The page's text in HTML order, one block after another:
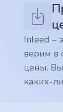
Inleed –
верим в
цены. Вы
каких-